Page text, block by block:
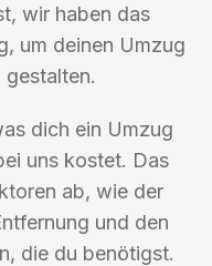
wir haben das
um deinen Umzug
dich ein Umzug
uns kostet. Das
ab, wie der
und den
die du benötigst.